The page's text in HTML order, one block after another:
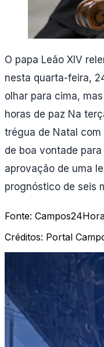
O papa Leão XIV
nesta quarta-feira,
olhar para cima,
horas de paz Na
trégua de Natal com
de boa vontade
aprovação de uma
prognóstico de seis
Fonte:
Créditos: Portal